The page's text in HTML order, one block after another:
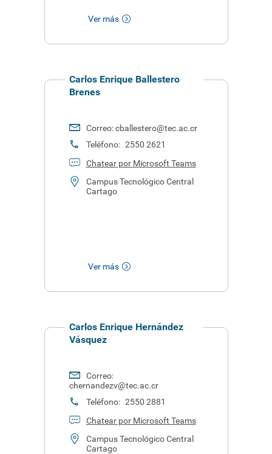
Ver más
Carlos Enrique Ballestero
Brenes
Correo:cballestero@tec.ac.cr
Teléfono: 2550 2621
Chatear por Microsoft Teams
Campus Tecnológico Central
Cartago
Ver más
Carlos Enrique Hernández
Vásquez
Correo:
chernandezv@tec.ac.cr
Teléfono: 2550 2881
Chatear por Microsoft Teams
Campus Tecnológico Central
Cartago